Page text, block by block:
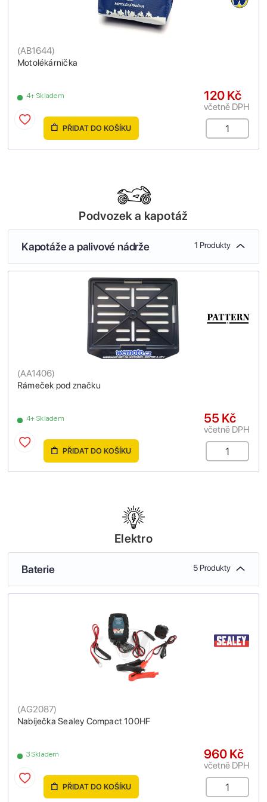
Motolékárnička
(AB1644)
4+ Skladem 120 Kč
včetně DPH
PŘIDAT DO KOŠÍKU
Podvozek a kapotáž
Kapotáže a palivové nádrže 1 Produkty
Rámeček pod značku
(AA1406)
4+ Skladem 55 Kč
včetně DPH
PŘIDAT DO KOŠÍKU
Elektro
Baterie 5 Produkty
Nabíječka Sealey Compact 100HF
(AG2087)
3 Skladem 960 Kč
včetně DPH
PŘIDAT DO KOŠÍKU